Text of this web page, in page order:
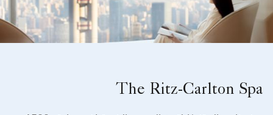
The Ritz-Carlton Spa